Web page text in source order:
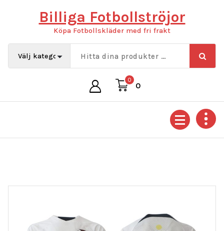
Billiga Fotbollströjor
Köpa Fotbollskläder med fri frakt
0
0